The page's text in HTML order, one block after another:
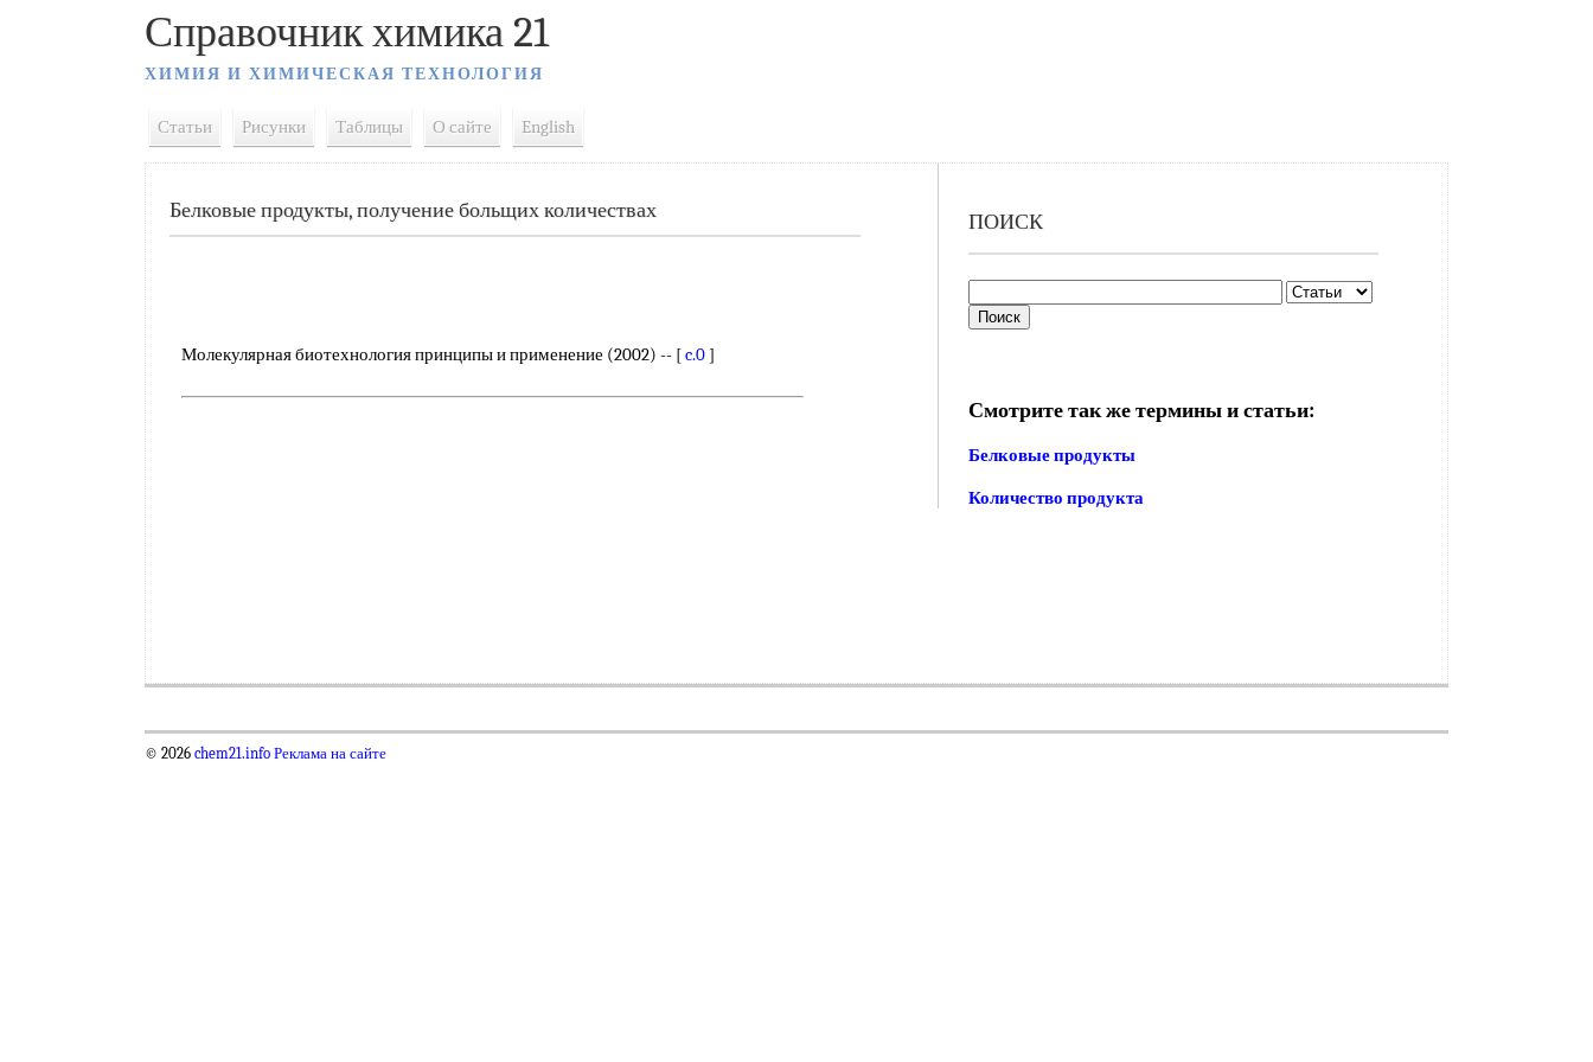
Справочник химика 21
ХИМИЯ И ХИМИЧЕСКАЯ ТЕХНОЛОГИЯ
Статьи Рисунки Таблицы О сайте English
Белковые продукты, получение больщих количествах
Молекулярная биотехнология принципы и применение (2002) -- [c.0 ]
ПОИСК
Смотрите так же термины и статьи:
Белковые продукты
Количество продукта
© 2026 chem21.info Реклама на сайте